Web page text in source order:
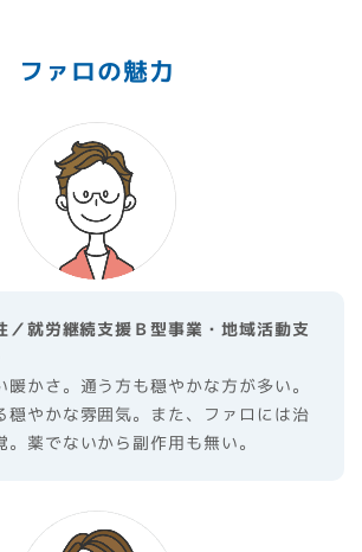
ファロの魅力
就労継続支援Ｂ型事業・地域活動支
かさ。通う方も穏やかな方が多い。
穏やかな雰囲気。また、ファロには治
薬でないから副作用も無い。